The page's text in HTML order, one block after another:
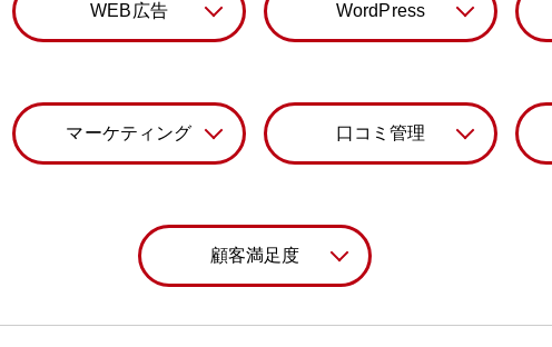
WEB広告 WordPress
マーケティング 口コミ管理
顧客満足度